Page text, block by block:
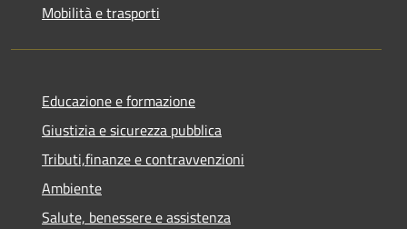
Mobilità e trasporti
Educazione e formazione
Giustizia e sicurezza pubblica
Tributi,finanze e contravvenzioni
Ambiente
Salute, benessere e assistenza